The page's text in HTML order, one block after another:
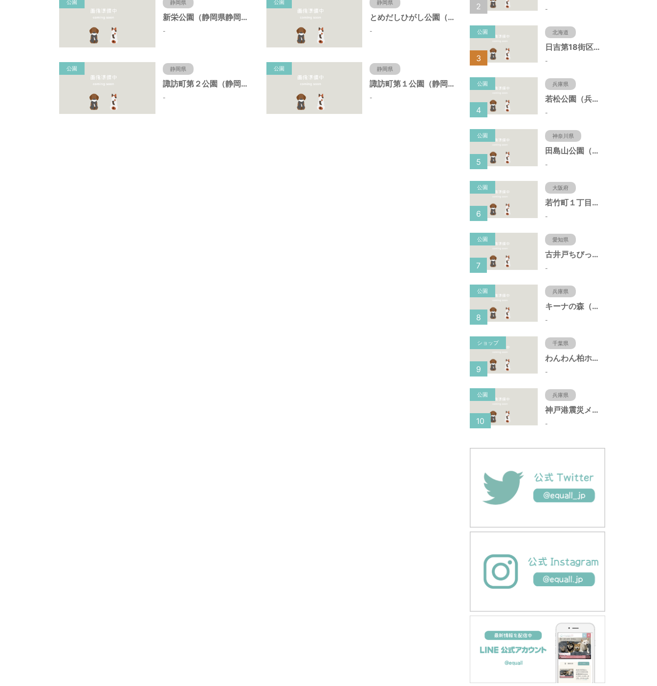
公園 静岡県
新栄公園（静岡県静岡市）
-
公園 静岡県
とめだしひがし公園（静岡県静岡市）
-
公園 静岡県
諏訪町第２公園（静岡県静岡市）
-
公園 静岡県
諏訪町第１公園（静岡県静岡市）
-
-
2
公園 北海道
日吉第18街区公園（北海道函館市）
-
3
公園 兵庫県
若松公園（兵庫県神戸市）
-
4
公園 神奈川県
田島山公園（神奈川県藤沢市）
-
5
公園 大阪府
若竹町１丁目第３公園（大阪府豊中市）
-
6
公園 愛知県
古井戸ちびっ子広場（愛知県大府市）
-
7
公園 兵庫県
キーナの森（兵庫県神戸市）
-
8
ショップ 千葉県
わんわん柏ホームビレッジ（老犬ホーム・老犬ホテル）
-
9
公園 兵庫県
神戸港震災メモリアルパーク（兵庫県神戸市）
-
10